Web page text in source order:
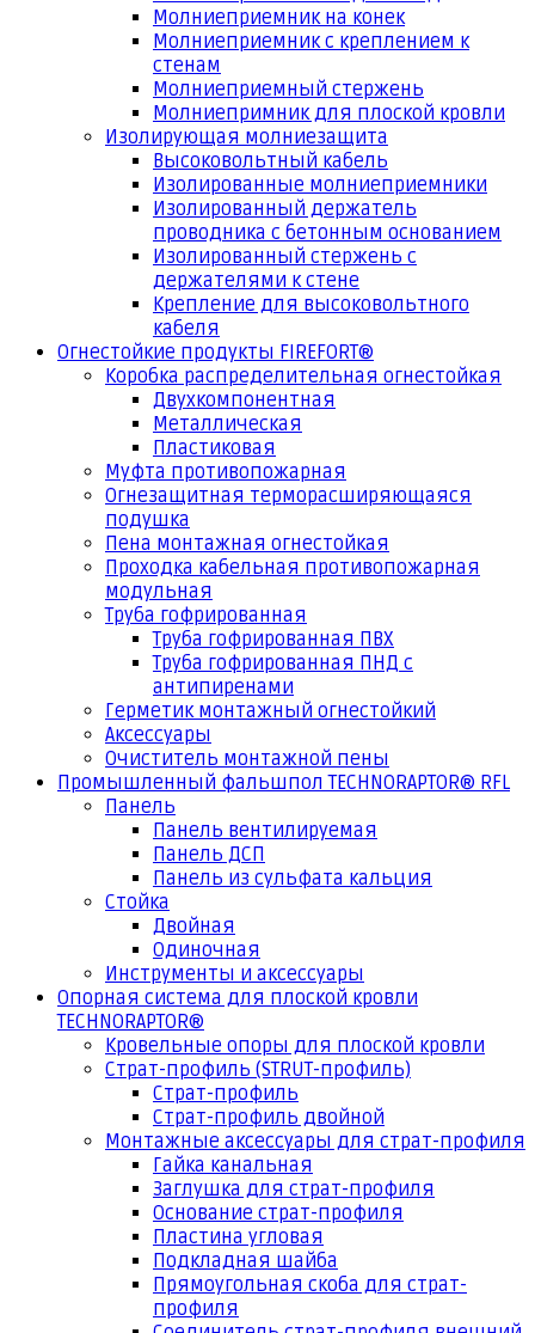
Молниеприемник на конек
Молниеприемник с креплением к
стенам
Молниеприемный стержень
Молниепримник для плоской кровли
Изолирующая молниезащита
Высоковольтный кабель
Изолированные молниеприемники
Изолированный держатель
проводника с бетонным основанием
Изолированный стержень с
держателями к стене
Крепление для высоковольтного
кабеля
Огнестойкие продукты FIREFORT®
Коробка распределительная огнестойкая
Двухкомпонентная
Металлическая
Пластиковая
Муфта противопожарная
Огнезащитная терморасширяющаяся
подушка
Пена монтажная огнестойкая
Проходка кабельная противопожарная
модульная
Труба гофрированная
Труба гофрированная ПВХ
Труба гофрированная ПНД с
антипиренами
Герметик монтажный огнестойкий
Аксессуары
Очиститель монтажной пены
Промышленный фальшпол TECHNORAPTOR® RFL
Панель
Панель вентилируемая
Панель ДСП
Панель из сульфата кальция
Стойка
Двойная
Одиночная
Инструменты и аксессуары
Опорная система для плоской кровли
TECHNORAPTOR®
Кровельные опоры для плоской кровли
Страт-профиль (STRUT-профиль)
Страт-профиль
Страт-профиль двойной
Монтажные аксессуары для страт-профиля
Гайка канальная
Заглушка для страт-профиля
Основание страт-профиля
Пластина угловая
Подкладная шайба
Прямоугольная скоба для страт-
профиля